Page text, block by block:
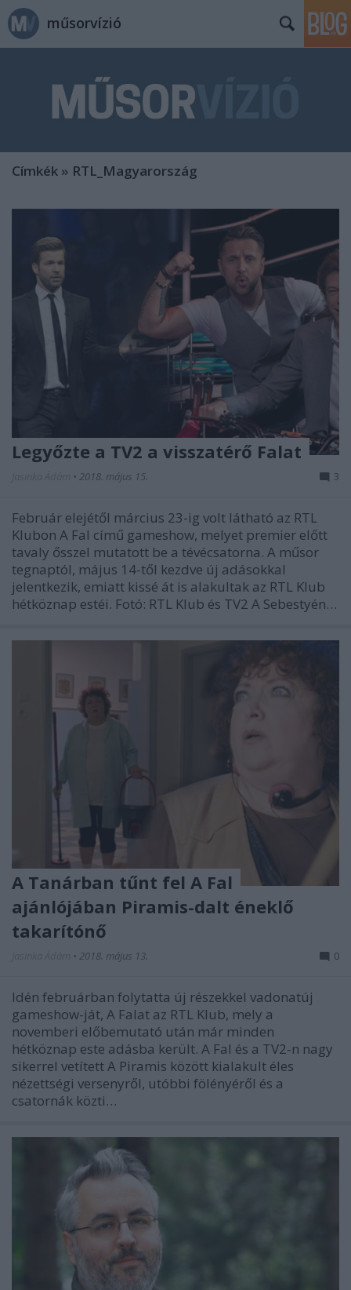
műsorvízió
Címkék » RTL_Magyarország
Legyőzte a TV2 a visszatérő Falat
• 2018. május 15. 3
Február elejétől március 23-ig volt látható az RTL
Klubon A Fal című gameshow, melyet premier előtt
tavaly ősszel mutatott be a tévécsatorna. A műsor
tegnaptól, május 14-től kezdve új adásokkal
jelentkezik, emiatt kissé át is alakultak az RTL Klub
hétköznap estéi. Fotó: RTL Klub és TV2 A Sebestyén…
A Tanárban tűnt fel A Fal
ajánlójában Piramis-dalt éneklő
takarítónő
• 2018. május 13. 0
Idén februárban folytatta új részekkel vadonatúj
gameshow-ját, A Falat az RTL Klub, mely a
novemberi előbemutató után már minden
hétköznap este adásba került. A Fal és a TV2-n nagy
sikerrel vetített A Piramis között kialakult éles
nézettségi versenyről, utóbbi fölényéről és a
csatornák közti…